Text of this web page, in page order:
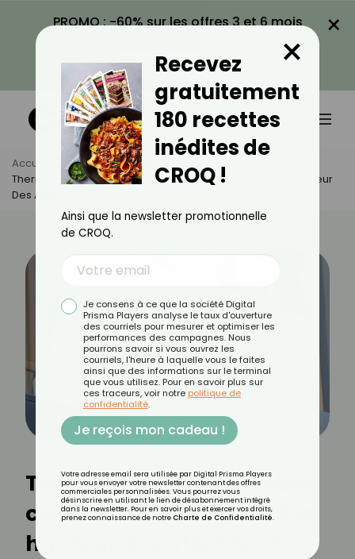
PROMO : -60% sur les offres 3 et 6 mois
VOIR LA PROMO
×
Accueil Actus
Astuces Culinaires
Thermomix TM7 : Un Robot Connecté Boosté À L'IA À La Hauteur
Des Attentes ?
Thermomix TM7 : un robot
connecté boosté à l'IA à la
hauteur des attentes ?
Recevez
gratuitement
180 recettes
inédites de
CROQ !
×
Ainsi que la newsletter promotionnelle
de CROQ.
Je consens à ce que la société Digital
Prisma Players analyse le taux d'ouverture
des courriels pour mesurer et optimiser les
performances des campagnes. Nous
pourrons savoir si vous ouvrez les
courriels, l'heure à laquelle vous le faites
ainsi que des informations sur le terminal
que vous utilisez. Pour en savoir plus sur
ces traceurs, voir notre politique de
confidentialité.
Je reçois mon cadeau !
Votre adresse email sera utilisée par Digital Prisma Players
pour vous envoyer votre newsletter contenant des offres
commerciales personnalisées. Vous pourrez vous
désinscrire en utilisant le lien de désabonnement intégré
dans la newsletter. Pour en savoir plus et exercer vos droits,
prenez connaissance de notre Charte de Confidentialité.